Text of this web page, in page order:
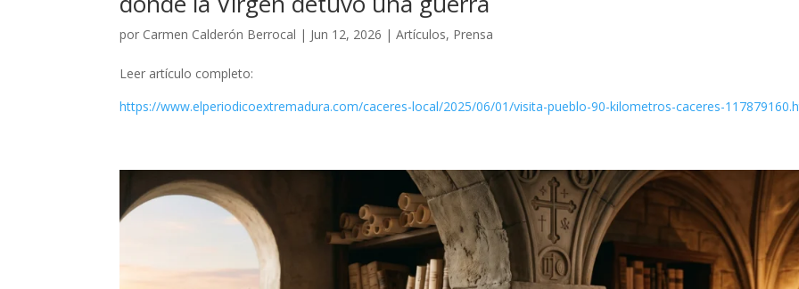
por Carmen Calderón Berrocal | Jun 12, 2026 |Artículos, Prensa
Leer artículo completo:
https://www.elperiodicoextremadura.com/caceres-local/2025/06/01/visita-pueblo-90-kilometros-caceres-